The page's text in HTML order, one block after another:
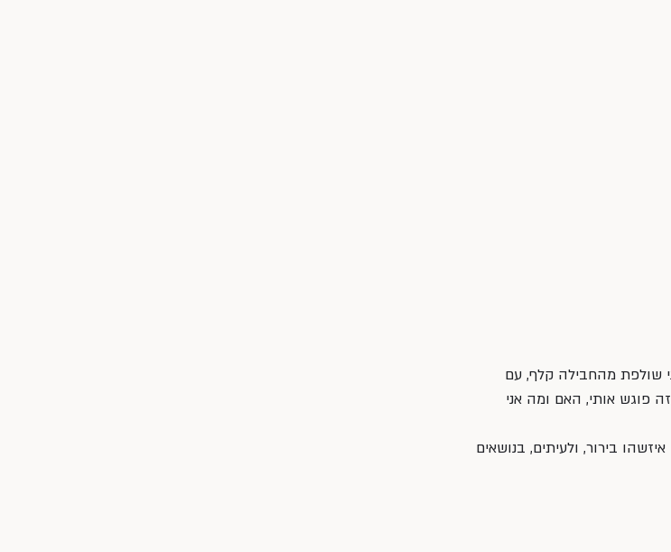
שולפת מהחבילה קלף, עם
פוגש אותי, האם ומה אני
בירור, ולעיתים, בנושאים